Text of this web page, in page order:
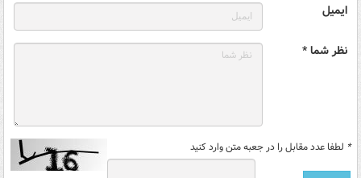
ایمیل
نظر شما *
* لطفا عدد مقابل را در جعبه متن وارد کنید